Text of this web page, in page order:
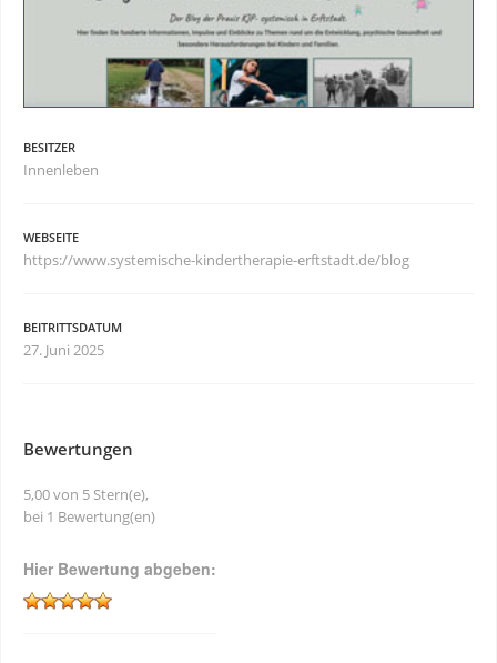
BESITZER
Innenleben
WEBSEITE
https://www.systemische-kindertherapie-erftstadt.de/blog
BEITRITTSDATUM
27. Juni 2025
Bewertungen
5,00 von 5 Stern(e),
bei 1 Bewertung(en)
Hier Bewertung abgeben: